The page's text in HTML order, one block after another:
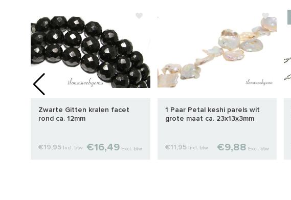
Zwarte Gitten kralen facet
rond ca. 12mm
€19,95 Incl. btw €16,49 Excl. btw
1 Paar Petal keshi parels wit
grote maat ca. 23x13x3mm
€11,95 Incl. btw €9,88 Excl. btw